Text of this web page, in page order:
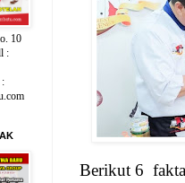
Berikut 6
10
:
: